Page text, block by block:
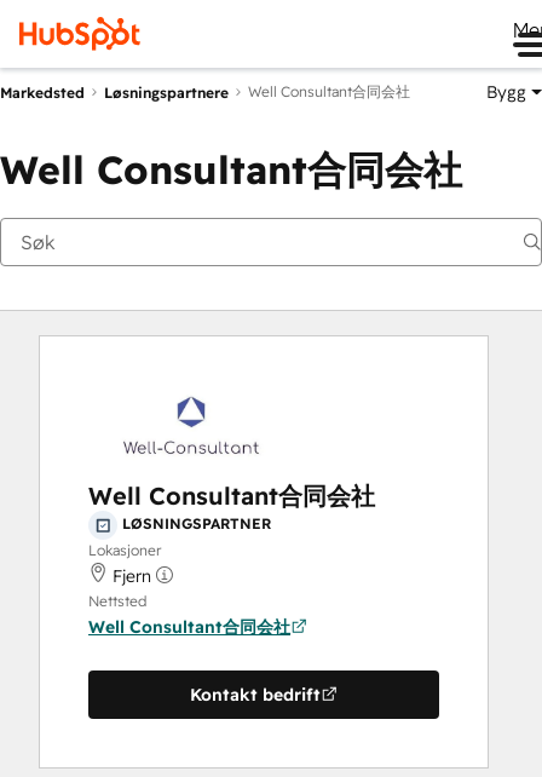
Markedsted Løsningspartnere Well Consultant合同会社 Bygg
Well Consultant合同会社
Well Consultant合同会社
LØSNINGSPARTNER
Lokasjoner
Fjern
Nettsted
Well Consultant合同会社
Kontakt bedrift